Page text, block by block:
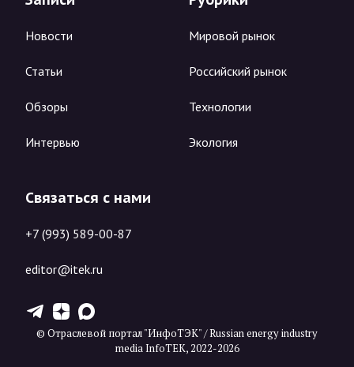
Новости
Статьи
Обзоры
Интервью
Мировой рынок
Российский рынок
Технологии
Экология
Связаться с нами
+7 (993) 589-00-87
editor@itek.ru
T Z X
© Отраслевой портал "ИнфоТЭК" / Russian energy industry
media InfoTEK, 2022-2026